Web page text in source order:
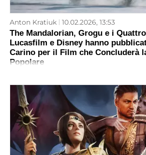
Anton Kratiuk 10.02.2026, 13:53
The Mandalorian, Grogu e i
Lucasfilm e Disney hanno
Carino per il Film che Concluderà
Popolare